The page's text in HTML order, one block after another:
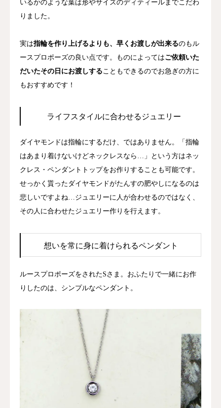
いるかのような葉は形やサイズのディティールまでこだわ
りました。
実は指輪を作り上げるよりも、早くお渡しが出来るのもル
ースプロポーズの良い点です。ものによってはご依頼いた
だいたその日にお渡しすることもできるのでお急ぎの方に
もおすすめです！
ライフスタイルに合わせるジュエリー
ダイヤモンドは指輪にするだけ、ではありません。「指輪
はあまり着けないけどネックレスなら…」という方はネッ
クレス・ペンダントトップをお作りすることも可能です。
せっかく貰ったダイヤモンドがたんすの肥やしになるのは
悲しいですよね…ジュエリーに人が合わせるのではなく、
その人に合わせたジュエリー作りを行えます。
想いを常に身に着けられるペンダント
ルースプロポーズをされたSさま。おふたりで一緒にお作
りしたのは、シンプルなペンダント。